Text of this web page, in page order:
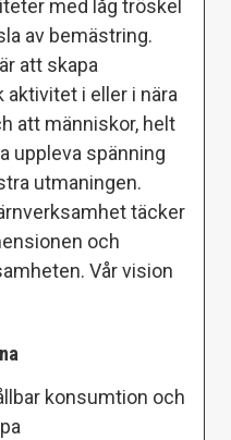
med låg tröskel
av bemästring.
att skapa
i eller i nära
att människor, helt
uppleva spänning
utmaningen.
täcker
och
Vår vision
konsumtion och